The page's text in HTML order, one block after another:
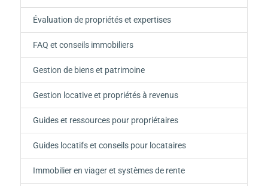
Évaluation de propriétés et expertises
FAQ et conseils immobiliers
Gestion de biens et patrimoine
Gestion locative et propriétés à revenus
Guides et ressources pour propriétaires
Guides locatifs et conseils pour locataires
Immobilier en viager et systèmes de rente